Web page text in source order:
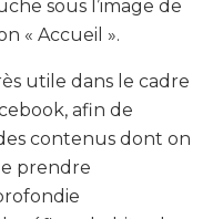
sous l’image de
« Accueil ».
utile dans le cadre
afin de
contenus dont on
prendre